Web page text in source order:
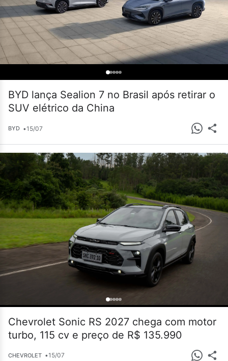
BYD lança Sealion 7 no Brasil após retirar o
SUV elétrico da China
BYD •15/07
Chevrolet Sonic RS 2027 chega com motor
turbo, 115 cv e preço de R$ 135.990
CHEVROLET •15/07